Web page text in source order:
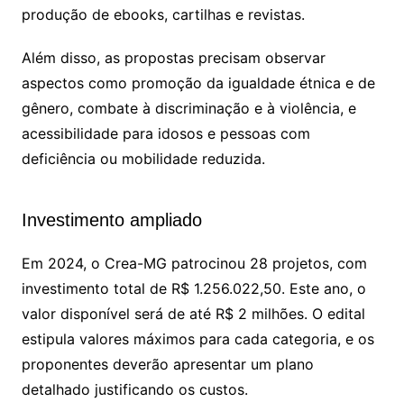
produção de ebooks, cartilhas e revistas.
Além disso, as propostas precisam observar
aspectos como promoção da igualdade étnica e de
gênero, combate à discriminação e à violência, e
acessibilidade para idosos e pessoas com
deficiência ou mobilidade reduzida.
Investimento ampliado
Em 2024, o Crea-MG patrocinou 28 projetos, com
investimento total de R$ 1.256.022,50. Este ano, o
valor disponível será de até R$ 2 milhões. O edital
estipula valores máximos para cada categoria, e os
proponentes deverão apresentar um plano
detalhado justificando os custos.